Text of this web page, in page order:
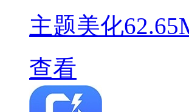
主题美化
查看